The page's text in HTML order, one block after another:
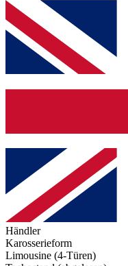
Händler
Karosserieform
Limousine (4-Türen)